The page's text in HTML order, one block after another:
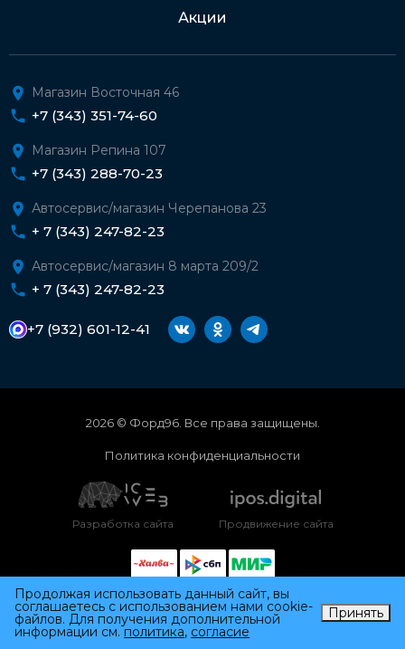
Каталог Автосервис Профиль
Акции
Магазин Восточная 46
+7 (343) 351-74-60
Магазин Репина 107
+7 (343) 288-70-23
Автосервис/магазин Черепанова 23
+ 7 (343) 247-82-23
Автосервис/магазин 8 марта 209/2
+ 7 (343) 247-82-23
+7 (932) 601-12-41
2026 © Форд96. Все права защищены.
Политика конфиденциальности
Разработка сайта Продвижение сайта
Продолжая использовать данный сайт, вы
соглашаетесь с использованием нами cookie-
файлов. Для получения дополнительной
информации см.политика, согласие
Принять